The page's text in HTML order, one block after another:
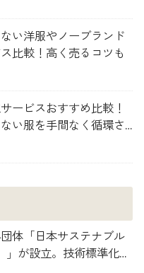
ない洋服やノーブランド
比較！高く売るコツも
ービスおすすめ比較！
い服を手間なく循環さ
体「日本サステナブル
」が設立。技術標準化や